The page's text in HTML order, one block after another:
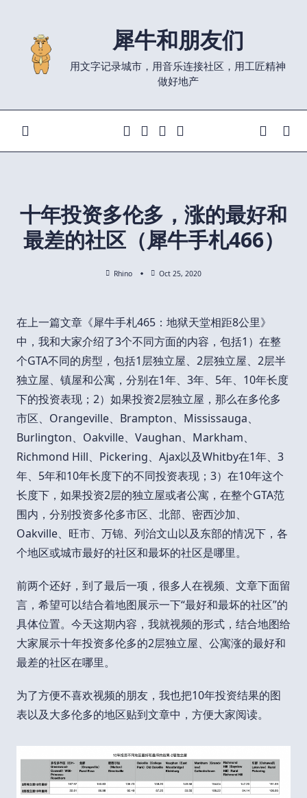
content
犀牛和朋友们
用文字记录城市，用音乐连接社区，用工匠精神
做好地产
十年投资多伦多，涨的最好和
最差的社区（犀牛手札466）
Rhino Oct 25, 2020
在上一篇文章《犀牛手札465：地狱天堂相距8公里》
中，我和大家介绍了3个不同方面的内容，包括1）在整
个GTA不同的房型，包括1层独立屋、2层独立屋、2层半
独立屋、镇屋和公寓，分别在1年、3年、5年、10年长度
下的投资表现；2）如果投资2层独立屋，那么在多伦多
市区、Orangeville、Brampton、Mississauga、
Burlington、Oakville、Vaughan、Markham、
Richmond Hill、Pickering、Ajax以及Whitby在1年、3
年、5年和10年长度下的不同投资表现；3）在10年这个
长度下，如果投资2层的独立屋或者公寓，在整个GTA范
围内，分别投资多伦多市区、北部、密西沙加、
Oakville、旺市、万锦、列治文山以及东部的情况下，各
个地区或城市最好的社区和最坏的社区是哪里。
前两个还好，到了最后一项，很多人在视频、文章下面留
言，希望可以结合着地图展示一下“最好和最坏的社区”的
具体位置。今天这期内容，我就视频的形式，结合地图给
大家展示十年投资多伦多的2层独立屋、公寓涨的最好和
最差的社区在哪里。
为了方便不喜欢视频的朋友，我也把10年投资结果的图
表以及大多伦多的地区贴到文章中，方便大家阅读。